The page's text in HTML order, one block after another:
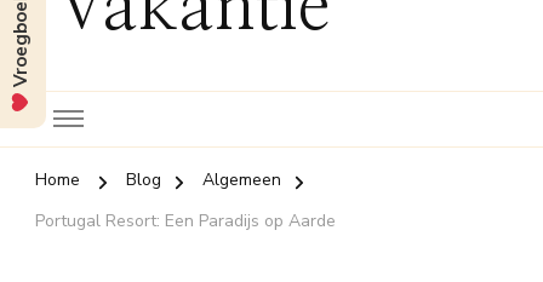
Home Blog
Algemeen
Portugal Resort: Een Paradijs op Aarde